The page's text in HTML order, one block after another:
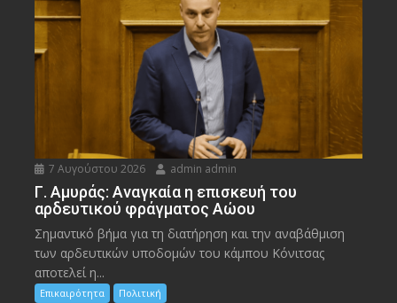
7 Αυγούστου 2026 admin admin
Γ. Αμυράς: Αναγκαία η επισκευή του
αρδευτικού φράγματος Αώου
Σημαντικό βήμα για τη διατήρηση και την αναβάθμιση
των αρδευτικών υποδομών του κάμπου Κόνιτσας
αποτελεί η...
Επικαιρότητα Πολιτική